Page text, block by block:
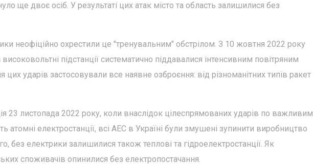
ще двоє осіб. У результаті цих атак місто та область залишилися без
неофіційно охрестили це "тренувальним" обстрілом. З 10 жовтня 2022 року
високовольтні підстанції систематично піддавалися інтенсивним повітряним
цих ударів застосовували все наявне озброєння: від різноманітних типів ракет
23 листопада 2022 року, коли внаслідок цілеспрямованих ударів по важливим
атомні електростанції, всі АЕС в Україні були змушені зупинити виробництво
без електрики залишилися також теплові та гідроелектростанції. Як
споживачів опинилися без електропостачання.